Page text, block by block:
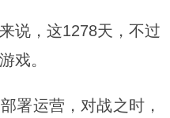
说，这1278天，不过
戏。
署运营，对战之时，